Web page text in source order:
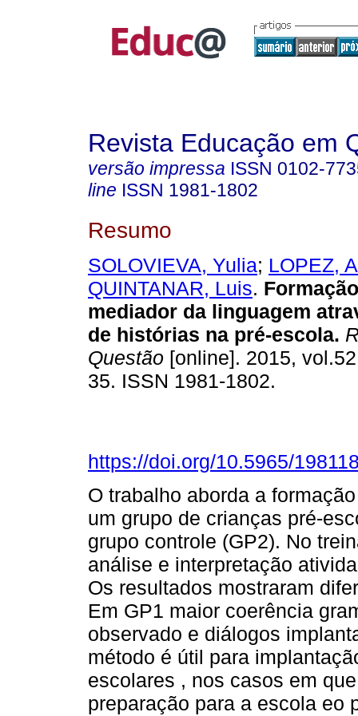
Revista Educação em
versão impressa ISSN 0102-
line ISSN 1981-1802
Resumo
SOLOVIEVA, Yulia; LOPEZ,
QUINTANAR, Luis.
mediador da linguagem
de histórias na pré-escola.
Questão [online]. 2015,
35. ISSN 1981-1802.
https://doi.org/10.5965/
O trabalho aborda a
um grupo de crianças pré-
grupo controle (GP2). No
análise e interpretação
Os resultados mostraram
Em GP1 maior coerência
observado e diálogos
método é útil para
escolares , nos casos em
preparação para a escola eo